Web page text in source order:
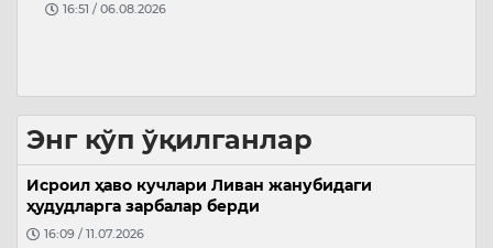
16:51 / 06.08.2026
Энг кўп ўқилганлар
Исроил ҳаво кучлари Ливан жанубидаги
ҳудудларга зарбалар берди
16:09 / 11.07.2026